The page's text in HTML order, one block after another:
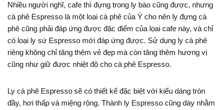
Nhiều người nghĩ, cafe thì đựng trong ly bào cũng được, nhưng
cà phê Espresso là một loại cà phê của Ý cho nên ly đựng cà
phê cũng phải đáp ứng được đặc điểm của lọai cafe này, và chỉ
có loại ly sứ Espresso mới đáp ứng được. Sử dụng ly cà phê
riêng không chỉ tăng thêm vẻ đẹp mà còn tăng thêm hương vị
cũng như giữ được nhiệt độ cho cà phê Espresso.
Ly cà phê Espresso sẽ có thiết kế đặc biệt với kiểu dáng tròn
đầy, hơi thấp và miệng rộng. Thành ly Espresso cũng dày nhằm